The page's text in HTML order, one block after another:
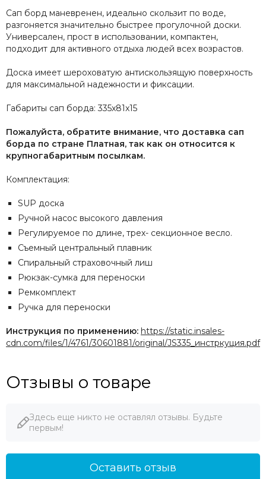
Сап борд маневренен, идеально скользит по воде,
разгоняется значительно быстрее прогулочной доски.
Универсален, прост в использовании, компактен,
подходит для активного отдыха людей всех возрастов.
Доска имеет шероховатую антискользящую поверхность
для максимальной надежности и фиксации.
Габариты сап борда: 335x81x15
Пожалуйста, обратите внимание, что доставка сап
борда по стране Платная, так как он относится к
крупногабаритным посылкам.
Комплектация:
SUP доска
Ручной насос высокого давления
Регулируемое по длине, трех- секционное весло.
Съемный центральный плавник
Спиральный страховочный лиш
Рюкзак-сумка для переноски
Ремкомплект
Ручка для переноски
Инструкция по применению: https://static.insales-
cdn.com/files/1/4761/30601881/original/JS335_инстркуция.pdf
Отзывы о товаре
Здесь еще никто не оставлял отзывы. Будьте
первым!
Оставить отзыв